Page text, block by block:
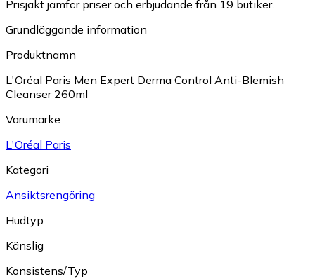
Prisjakt jämför priser och erbjudande från 19 butiker.
Grundläggande information
Produktnamn
L'Oréal Paris Men Expert Derma Control Anti-Blemish
Cleanser 260ml
Varumärke
L'Oréal Paris
Kategori
Ansiktsrengöring
Hudtyp
Känslig
Konsistens/Typ